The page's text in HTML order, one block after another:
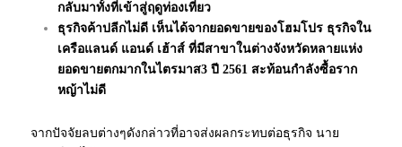
กลับมาทั้งที่เข้าสู่ฤดูท่องเที่ยว
ธุรกิจค้าปลีกไม่ดี เห็นได้จากยอดขายของโฮมโปร ธุรกิจใน
เครือแลนด์ แอนด์ เฮ้าส์ ที่มีสาขาในต่างจังหวัดหลายแห่ง
ยอดขายตกมากในไตรมาส3 ปี 2561 สะท้อนกำลังซื้อราก
หญ้าไม่ดี
จากปัจจัยลบต่างๆดังกล่าวที่อาจส่งผลกระทบต่อธุรกิจ นาย